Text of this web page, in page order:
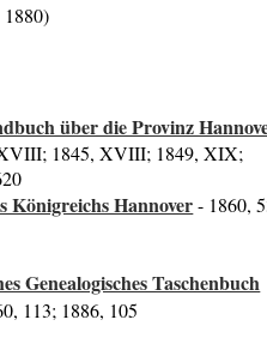
über die Provinz
1845, XVIII; 1849, XIX;
Königreichs Hannover- 1860,
Genealogisches Taschenbuch
113; 1886, 105